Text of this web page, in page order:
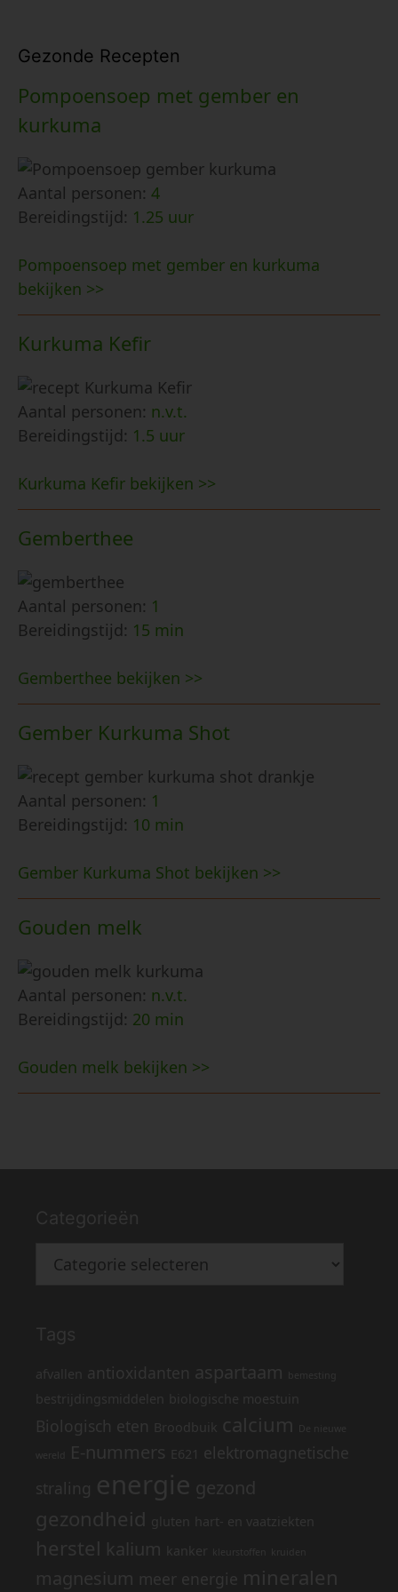
Gezonde Recepten
Pompoensoep met gember en
kurkuma
Aantal personen: 4
Bereidingstijd: 1.25 uur
Pompoensoep met gember en kurkuma
bekijken >>
Kurkuma Kefir
Aantal personen: n.v.t.
Bereidingstijd: 1.5 uur
Kurkuma Kefir bekijken >>
Gemberthee
Aantal personen: 1
Bereidingstijd: 15 min
Gemberthee bekijken >>
Gember Kurkuma Shot
Aantal personen: 1
Bereidingstijd: 10 min
Gember Kurkuma Shot bekijken >>
Gouden melk
Aantal personen: n.v.t.
Bereidingstijd: 20 min
Gouden melk bekijken >>
Categorieën
Categorieën
Tags
afvallen antioxidanten aspartaam bemesting
bestrijdingsmiddelen biologische moestuin
Biologisch eten Broodbuik calcium De nieuwe
E-nummers E621 elektromagnetische
straling energie gezond
gezondheid gluten hart- en vaatziekten
herstel kalium kanker kleurstoffen kruiden
magnesium meer energie mineralen